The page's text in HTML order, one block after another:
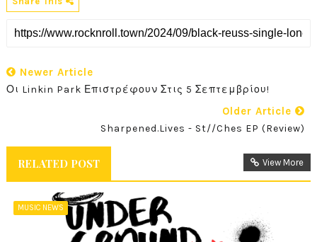
Newer Article
Οι Linkin Park Επιστρέφουν Στις 5 Σεπτεμβρίου!
Older Article
Sharpened.Lives - St//ches EP (Review)
RELATED POST View More
MUSIC NEWS